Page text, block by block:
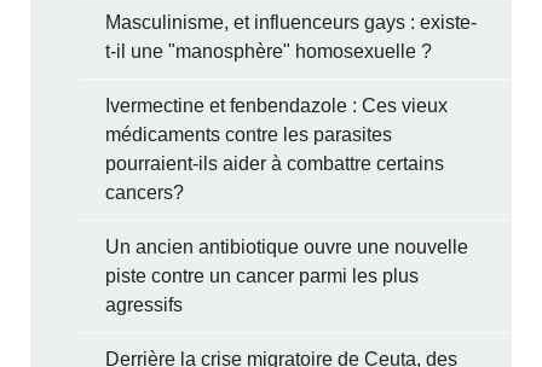
Masculinisme, et influenceurs gays : existe-
t-il une "manosphère" homosexuelle ?
Ivermectine et fenbendazole : Ces vieux
médicaments contre les parasites
pourraient-ils aider à combattre certains
cancers?
Un ancien antibiotique ouvre une nouvelle
piste contre un cancer parmi les plus
agressifs
Derrière la crise migratoire de Ceuta, des